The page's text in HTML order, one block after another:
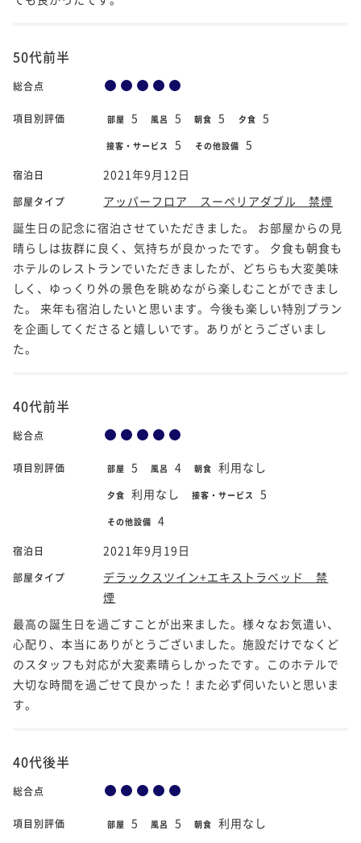
50代前半
総合点
項目別評価 部屋 5 風呂 5 朝食 5 夕食 5
接客・サービス 5 その他設備 5
宿泊日 2021年9月12日
部屋タイプ
アッパーフロア スーペリアダブル 禁煙
誕生日の記念に宿泊させていただきました。 お部屋からの見
晴らしは抜群に良く、気持ちが良かったです。 夕食も朝食も
ホテルのレストランでいただきましたが、どちらも大変美味
しく、ゆっくり外の景色を眺めながら楽しむことができまし
た。 来年も宿泊したいと思います。今後も楽しい特別プラン
を企画してくださると嬉しいです。ありがとうございまし
た。
40代前半
総合点
項目別評価 部屋 5 風呂 4 朝食 利用なし
夕食 利用なし 接客・サービス 5
その他設備 4
宿泊日 2021年9月19日
部屋タイプ
デラックスツイン+エキストラベッド 禁
煙
最高の誕生日を過ごすことが出来ました。様々なお気遣い、
心配り、本当にありがとうございました。施設だけでなくど
のスタッフも対応が大変素晴らしかったです。このホテルで
大切な時間を過ごせて良かった！また必ず伺いたいと思いま
す。
40代後半
総合点
項目別評価 部屋 5 風呂 5 朝食 利用なし